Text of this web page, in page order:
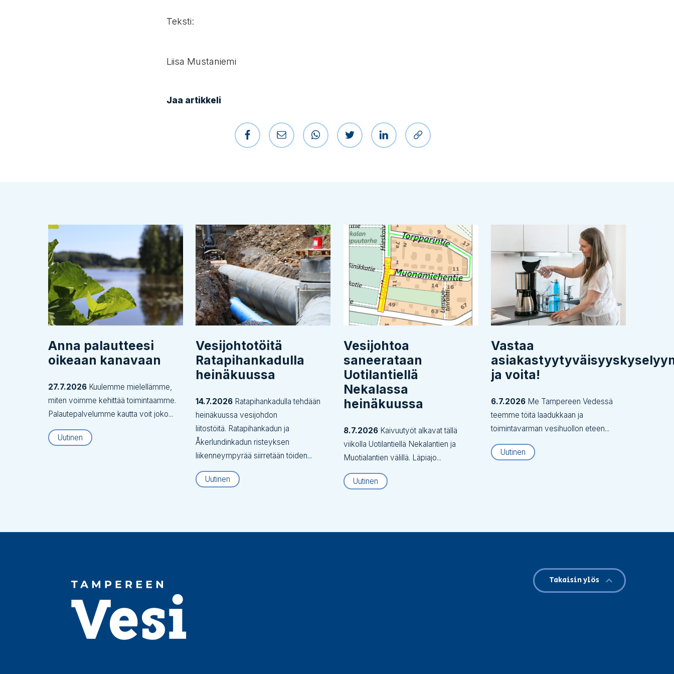
Teksti:
Liisa Mustaniemi
Jaa artikkeli
Jaa Facebookissa
Jaa sähköpostilla
Jaa WhatsAppissa
Jaa TwitterissäJaa LinkedInissäKopioi linkki leikepöydälle
Anna palautteesi
oikeaan kanavaan
27.7.2026 Kuulemme mielellämme,
miten voimme kehittää toimintaamme.
Palautepalvelumme kautta voit joko...
Uutinen
Vesijohtotöitä
Ratapihankadulla
heinäkuussa
14.7.2026 Ratapihankadulla tehdään
heinäkuussa vesijohdon
liitostöitä. Ratapihankadun ja
Åkerlundinkadun risteyksen
liikenneympyrää siirretään töiden...
Uutinen
Vesijohtoa
saneerataan
Uotilantiellä
Nekalassa
heinäkuussa
8.7.2026Kaivuutyöt alkavat tällä
viikolla Uotilantiellä Nekalantien ja
Muotialantien välillä. Läpiajo...
Uutinen
Vastaa
ja voita!
6.7.2026 Me Tampereen Vedessä
teemme töitä laadukkaan ja
toimintavarman vesihuollon eteen...
Uutinen
Takaisin ylös